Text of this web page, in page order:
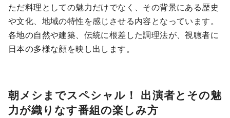
ただ料理としての魅力だけでなく、その背景にある歴史
や文化、地域の特性を感じさせる内容となっています。
各地の自然や建築、伝統に根差した調理法が、視聴者に
日本の多様な顔を映し出します。
朝メシまでスペシャル！ 出演者とその魅
力が織りなす番組の楽しみ方